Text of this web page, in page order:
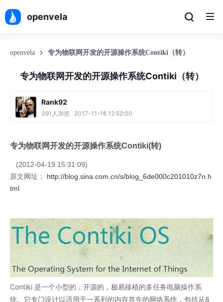
openvela
openvela 专为物联网开发的开源操作系统Contiki（转）
专为物联网开发的开源操作系统Contiki（转）
Rank92
391人浏览 · 2017-11-16 12:52:00
专为物联网开发的开源操作系统Contiki(转)
(2012-04-19 15:31:09)
原文网址： http://blog.sina.com.cn/s/blog_6de000c201010z7n.h
tml
Contiki 是一个小型的，开源的，极易移植的多任务电脑操作系
统。它专门设计以适用于一系列的内存首先的网络系统，包括从8